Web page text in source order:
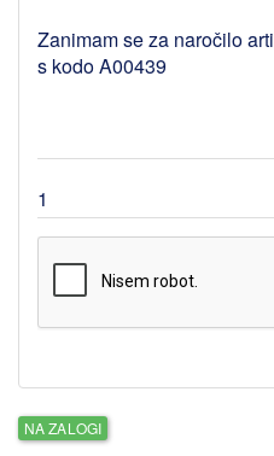
NA ZALOGI